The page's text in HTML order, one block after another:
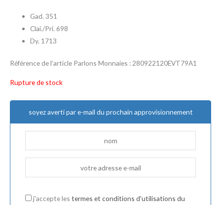
Gad. 351
Clai./Pri. 698
Dy. 1713
Référence de l’article Parlons Monnaies : 280922120EVT79A1
Rupture de stock
soyez averti par e-mail du prochain approvisionnement
j'accepte les termes et conditions d'utilisations du